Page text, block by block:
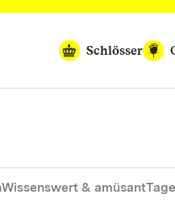
Schlösser
Wissenswert & amüsant